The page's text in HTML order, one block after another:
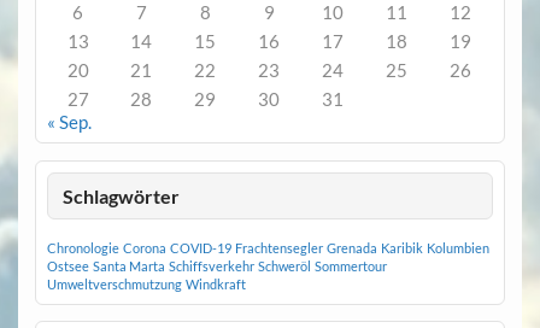
6
7 8 9 10 11
12
13
14 15 16 17 18
19
20
21 22 23 24 25
26
27
28 29 30
31
« Sep.
Schlagwörter
Chronologie Corona COVID-19 Frachtensegler Grenada Karibik Kolumbien
Ostsee Santa Marta Schiffsverkehr Schweröl Sommertour
Umweltverschmutzung Windkraft